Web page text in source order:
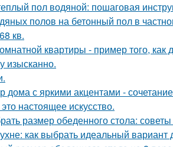
пол водяной: пошаговая
полов на бетонный пол в
кв.
квартиры - пример того,
изысканно.
дома с яркими акцентами -
настоящее искусство.
размер обеденного стола:
как выбрать идеальный вариант